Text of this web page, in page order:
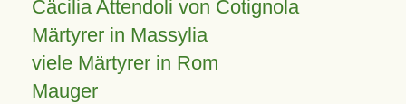
Cäcilia Attendoli von Cotignola
Märtyrer in Massylia
viele Märtyrer in Rom
Mauger